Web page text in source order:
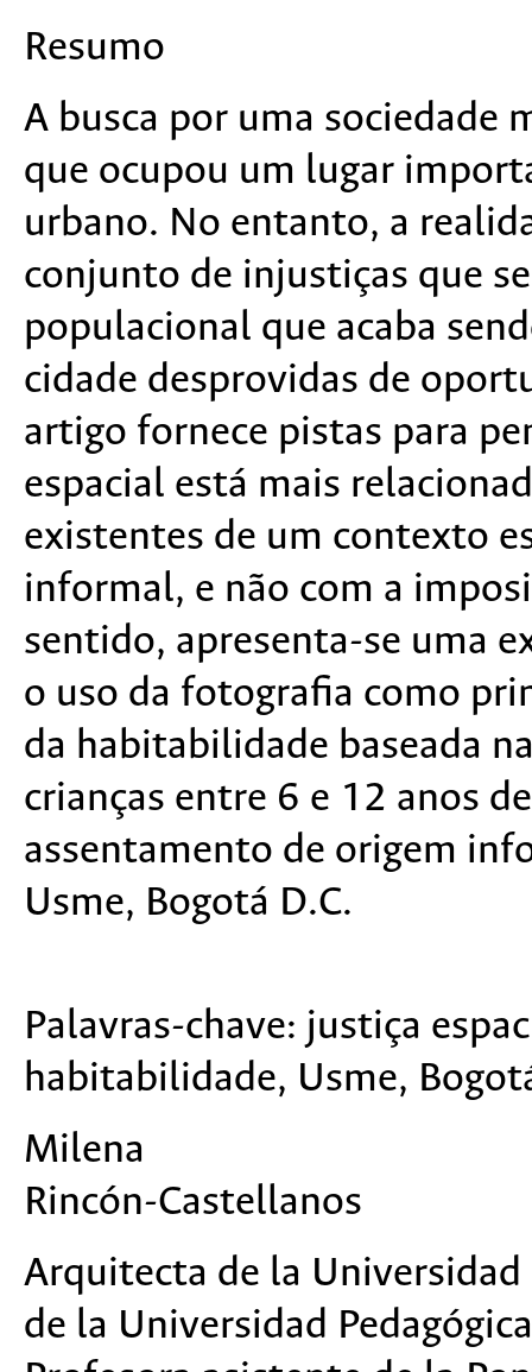
Resumo
A busca por uma sociedade
que ocupou um lugar
urbano. No entanto, a
conjunto de injustiças que
populacional que acaba
cidade desprovidas de
artigo fornece pistas para
espacial está mais
existentes de um contexto
informal, e não com a
sentido, apresenta-se uma
o uso da fotografia como
da habitabilidade baseada
crianças entre 6 e 12 anos
assentamento de origem
Usme, Bogotá D.C.
Palavras-chave: justiça
habitabilidade, Usme,
Milena
Rincón-Castellanos
Arquitecta de la Universidad
de la Universidad